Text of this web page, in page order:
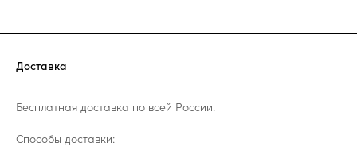
Доставка
Бесплатная доставка по всей России.
Способы доставки: